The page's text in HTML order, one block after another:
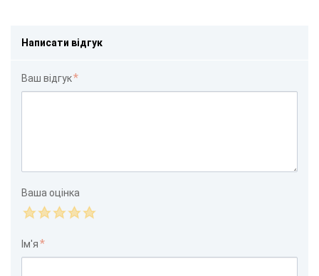
Написати відгук
Ваш відгук
Ваша оцінка
Ім'я